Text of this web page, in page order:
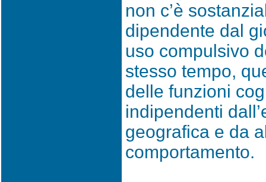
non c’è
dipendente dal
uso compulsivo
stesso tempo,
delle funzioni
indipendenti
geografica e da
comportamento.